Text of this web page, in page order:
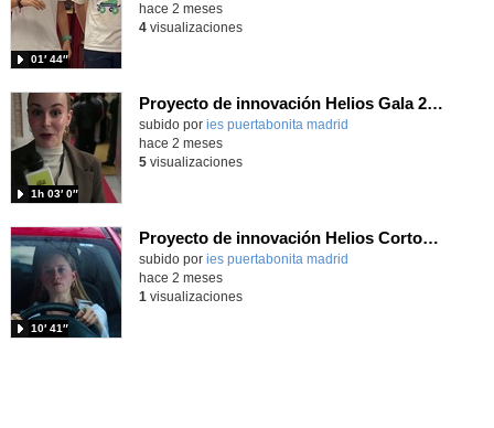
01′ 44″
hace 2 meses
4visualizaciones
Proyecto de innovación Helios Gala 2026
Contenido educativo.
subido por ies puertabonita madrid
1h 03′ 0″
hace 2 meses
5visualizaciones
Proyecto de innovación Helios Cortometraje
Contenido educativo.
subido por ies puertabonita madrid
10′ 41″
hace 2 meses
1 visualizaciones